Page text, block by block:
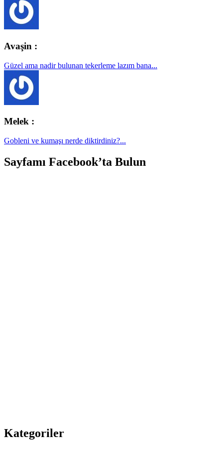
Avaşin :
Güzel ama nadir bulunan tekerleme lazım bana...
Melek :
Gobleni ve kumaşı nerde diktirdiniz?...
Sayfamı Facebook’ta Bulun
Kategoriler